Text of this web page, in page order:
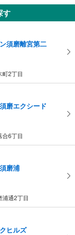
す
須磨離宮第二
町2丁目
磨エクシード
合6丁目
磨浦
浦通2丁目
ヒルズ